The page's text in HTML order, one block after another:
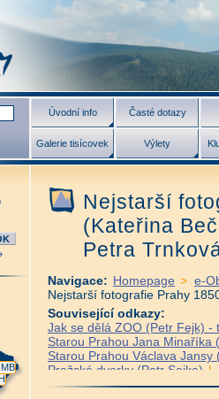
Úvodní info Časté dotazy
Galerie tisícovek Výlety
MB
Nejstarší
(Kateřina
Petra
Navigace: Homepage > e-
Nejstarší fotografie Prahy
Související odkazy:
Jak se dělá ZOO (Petr Fejk)
Starou Prahou Jana Minaříka
Starou Prahou Václava
Pražské dvorky (Petr Sojka) |
Praha v proměnách času